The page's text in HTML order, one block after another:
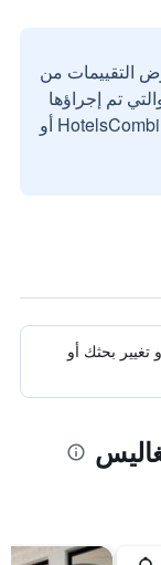
التقييمات من
تم إجراؤها
بواسطة مستخدمين حقيقيين مع HotelsCombined أو
بحثك أو